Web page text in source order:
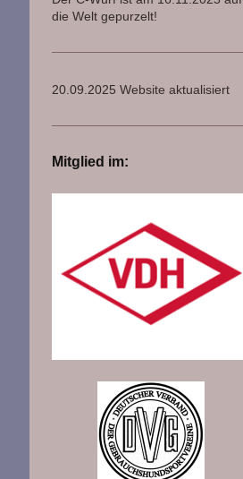
die Welt gepurzelt!
20.09.2025 Website aktualisiert
Mitglied im: